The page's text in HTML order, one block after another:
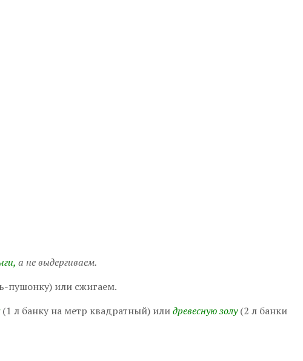
а не выдергиваем.
пушонку) или сжигаем.
(1 л банку на метр квадратный) илидревесную золу (2 л банки